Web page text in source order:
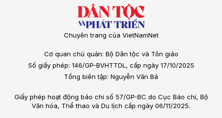
Chuyên trang của VietNamNet
Cơ quan chủ quản: Bộ Dân tộc và Tôn giáo
Số giấy phép: 146/GP-BVHTTDL, cấp ngày 17/10/2025
Tổng biên tập: Nguyễn Văn Bá
Giấy phép hoạt động báo chí số 57/GP-BC do Cục Báo chí, Bộ
Văn hóa, Thể thao và Du lịch cấp ngày 06/11/2025.